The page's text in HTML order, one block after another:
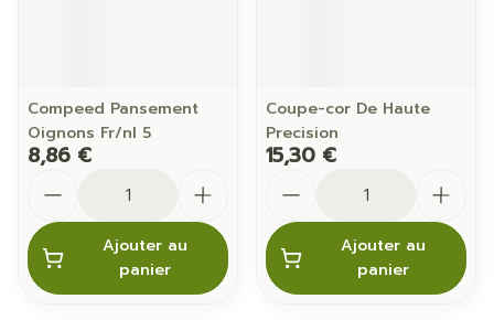
Compeed Pansement
Oignons Fr/nl 5
8,86 €
Ajouter au
panier
Coupe-cor De Haute
Precision
15,30 €
Ajouter au
panier